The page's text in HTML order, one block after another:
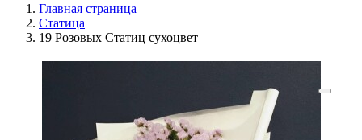
Главная страница
Статица
19 Розовых Статиц сухоцвет